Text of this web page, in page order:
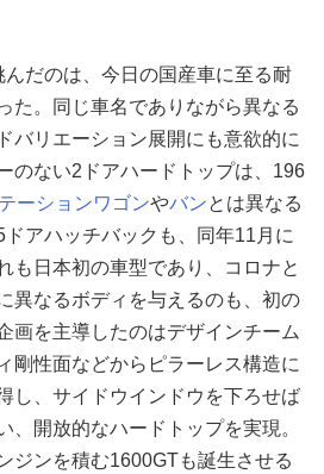
だのは、今日の国産車に至る耐
た。同じ車名でありながら異なる
バリエーション展開にも意欲的に
のない2ドアハードトップは、196
ーションワゴンやバンとは異なる
アハッチバックも、同年11月に
も日本初の車型であり、コロナと
異なるボディを与えるのも、初の
画を主導したのはデザインチーム
剛性面などからピラーレス構造に
し、サイドウインドウを下ろせば
、開放的なハードトップを実現。
ジンを積む1600GTも誕生させる